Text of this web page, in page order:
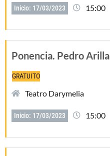
Inicio: 17/03/2023 15:00
Ponencia. Pedro Arilla
GRATUITO
Teatro Darymelia
Inicio: 17/03/2023 15:00